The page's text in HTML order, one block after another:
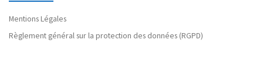
Mentions Légales
Règlement général sur la protection des données (RGPD)